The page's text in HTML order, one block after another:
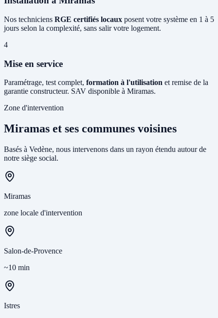
Nos techniciens RGE certifiés locaux posent votre système en 1 à 5
jours selon la complexité, sans salir votre logement.
4
Mise en service
Paramétrage, test complet, formation à l'utilisation et remise de la
garantie constructeur. SAV disponible à Miramas.
Zone d'intervention
Miramas et ses communes voisines
Basés à Vedène, nous intervenons dans un rayon étendu autour de
notre siège social.
Miramas
zone locale d'intervention
Salon-de-Provence
~10 min
Istres